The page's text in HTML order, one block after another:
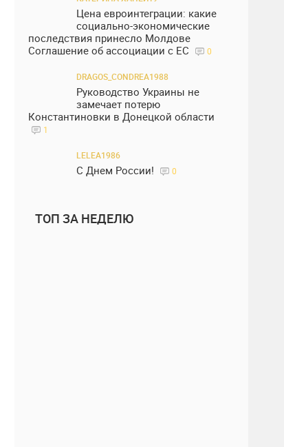
Цена евроинтеграции: какие
социально-экономические
последствия принесло Молдове
Соглашение об ассоциации с ЕС
0
DRAGOS_CONDREA1988
Руководство Украины не
замечает потерю
Константиновки в Донецкой области
1
LELEA1986
С Днем России! 0
ТОП ЗА НЕДЕЛЮ